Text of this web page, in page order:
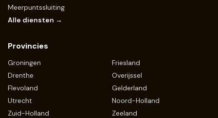
Meerpuntssluiting
Alle diensten →
Provincies
Groningen
Friesland
Drenthe
Overijssel
Flevoland
Gelderland
Utrecht
Noord-Holland
Zuid-Holland
Zeeland